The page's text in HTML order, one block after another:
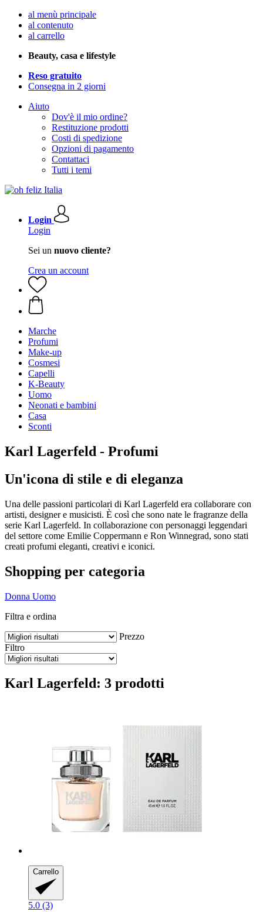
al menù principale
al contenuto
al carrello
Beauty, casa e lifestyle
Reso gratuito
Consegna in 2 giorni
Aiuto
Dov'è il mio ordine?
Restituzione prodotti
Costi di spedizione
Opzioni di pagamento
Contattaci
Tutti i temi
Login
Login
Sei un nuovo cliente?
Crea un account
Marche
Profumi
Make-up
Cosmesi
Capelli
K-Beauty
Uomo
Neonati e bambini
Casa
Sconti
Karl Lagerfeld - Profumi
Un'icona di stile e di eleganza
Una delle passioni particolari di Karl Lagerfeld era collaborare con
artisti, designer e musicisti. È così che sono nate le fragranze della
serie Karl Lagerfeld. In collaborazione con personaggi leggendari
del settore come Emilie Coppermann e Ron Winnegrad, sono stati
creati profumi eleganti, creativi e iconici.
Shopping per categoria
Donna Uomo
Filtra e ordina
Prezzo
Filtro
Karl Lagerfeld: 3 prodotti
Carrello
5.0 (3)